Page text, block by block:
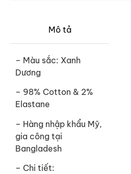
Mô tả
– Màu sắc: Xanh
Dương
– 98% Cotton & 2%
Elastane
– Hàng nhập khẩu Mỹ,
gia công tại
Bangladesh
– Chi tiết: